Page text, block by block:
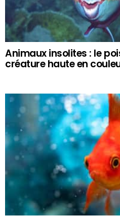
Animaux insolites : le
créature haute en